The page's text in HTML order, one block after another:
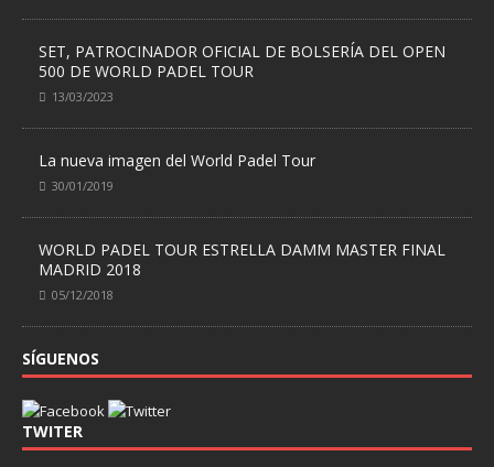
SET, PATROCINADOR OFICIAL DE BOLSERÍA DEL OPEN
500 DE WORLD PADEL TOUR
13/03/2023
La nueva imagen del World Padel Tour
30/01/2019
WORLD PADEL TOUR ESTRELLA DAMM MASTER FINAL
MADRID 2018
05/12/2018
SÍGUENOS
TWITER